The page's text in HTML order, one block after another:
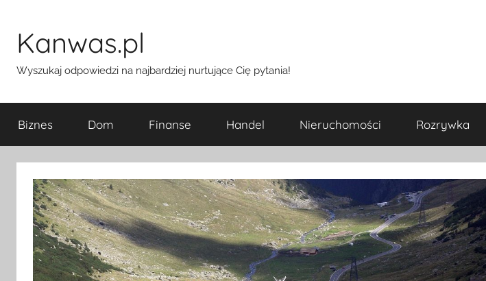
treściKanwas.pl
Wyszukaj odpowiedzi na najbardziej nurtujące Cię pytania!
Biznes Dom Finanse Handel Nieruchomości Rozrywka